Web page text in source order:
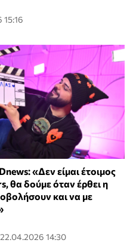
15:16
«Δεν είμαι έτοιμος
θα δούμε όταν έρθει η
και να με
22.04.2026 14:30